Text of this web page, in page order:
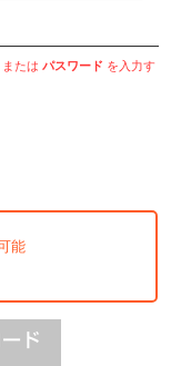
またはパスワード を入力す
能